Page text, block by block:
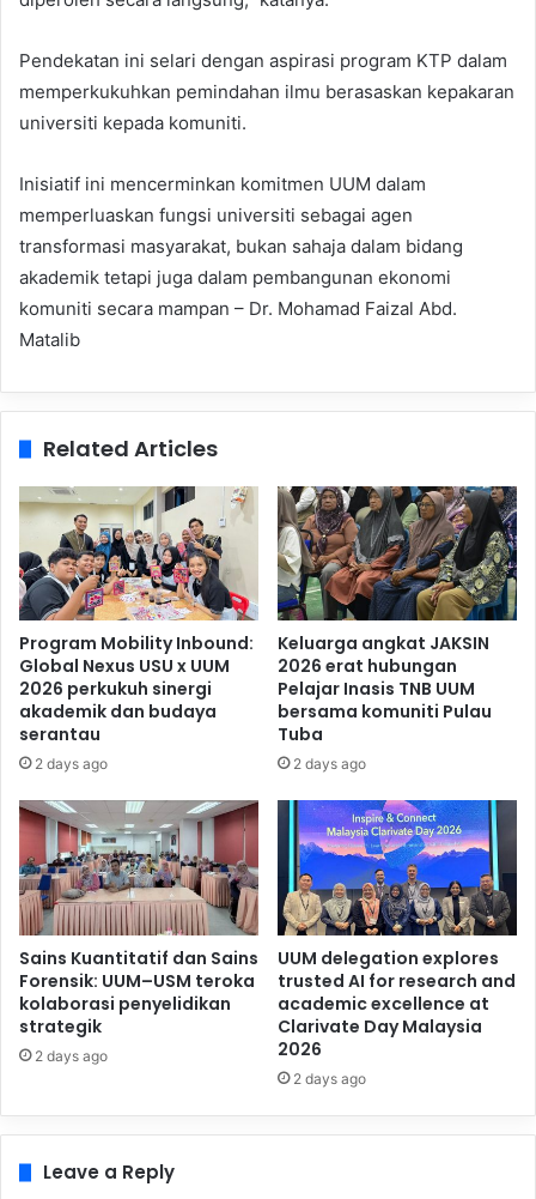
Pendekatan ini selari dengan aspirasi program KTP dalam
memperkukuhkan pemindahan ilmu berasaskan kepakaran
universiti kepada komuniti.
Inisiatif ini mencerminkan komitmen UUM dalam
memperluaskan fungsi universiti sebagai agen
transformasi masyarakat, bukan sahaja dalam bidang
akademik tetapi juga dalam pembangunan ekonomi
komuniti secara mampan – Dr. Mohamad Faizal Abd.
Matalib
Related Articles
Program Mobility Inbound:
Global Nexus USU x UUM
2026 perkukuh sinergi
akademik dan budaya
serantau
2 days ago
Keluarga angkat JAKSIN
2026 erat hubungan
Pelajar Inasis TNB UUM
bersama komuniti Pulau
Tuba
2 days ago
Sains Kuantitatif dan Sains
Forensik: UUM–USM teroka
kolaborasi penyelidikan
strategik
2 days ago
UUM delegation explores
trusted AI for research and
academic excellence at
Clarivate Day Malaysia
2026
2 days ago
Leave a Reply